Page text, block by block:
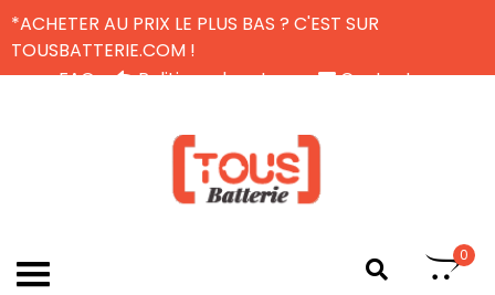
*ACHETER AU PRIX LE PLUS BAS ? C'EST SUR
TOUSBATTERIE.COM !
FAQ
Politique de retour
Contactez-nous
0